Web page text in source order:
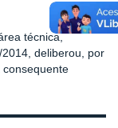
técnica,
deliberou, por